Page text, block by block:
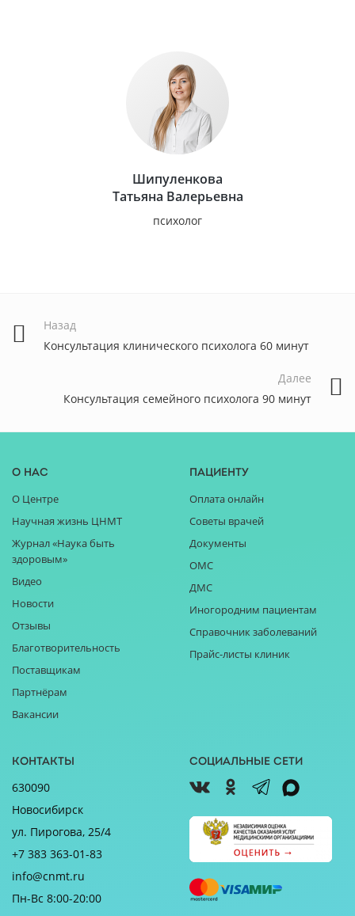
Шипуленкова
Татьяна Валерьевна
психолог
Назад
Консультация клинического психолога 60 минут
Далее
Консультация семейного психолога 90 минут
О нас
О Центре
Научная жизнь ЦНМТ
Журнал «Наука быть
здоровым»
Видео
Новости
Отзывы
Благотворительность
Поставщикам
Партнёрам
Вакансии
Пациенту
Оплата онлайн
Советы врачей
Документы
ОМС
ДМС
Иногородним пациентам
Справочник заболеваний
Прайс-листы клиник
Контакты
630090
Новосибирск
ул. Пирогова, 25/4
+7 383 363-01-83
info@cnmt.ru
Пн-Вс 8:00-20:00
Социальные сети